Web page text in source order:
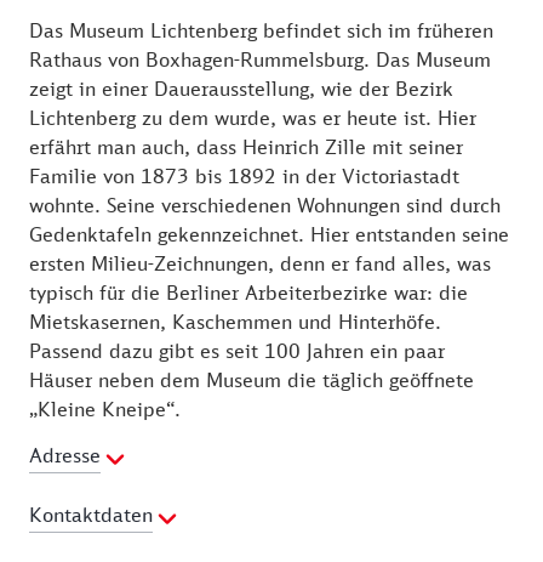
die S-Bahn-Gleise.
Weiter geht es entlang der Schlichtallee zu der vom
berühmten Architekten Max Taut errichteten Schule.
Das Gebäude ist ein bedeutendes Beispiel für die
Architektur des „Neuen Bauens“ Ende der 1920er-
Jahre. Gegenüber der Schulaula entdeckt man ein
kleines, bunt bemaltes Gebäude. Die Bilder
erweisen sich als Zille-Motive. Auf diesem Gelände
befand sich die erste Wohnung des Zeichners. Über
die Nöldnerstraße und die Stadthausstraße – erneut
werden Bahngleise unterquert – geht es zum
Tuchollaplatz, einem zentralen Ort in der zu
Lichtenberg gehörenden Victoriastadt. Hier lohnt
sich der Besuch des Museums Lichtenberg.
Das Museum Lichtenberg befindet sich im früheren
Rathaus von Boxhagen-Rummelsburg. Das Museum
zeigt in einer Dauerausstellung, wie der Bezirk
Lichtenberg zu dem wurde, was er heute ist. Hier
erfährt man auch, dass Heinrich Zille mit seiner
Familie von 1873 bis 1892 in der Victoriastadt
wohnte. Seine verschiedenen Wohnungen sind durch
Gedenktafeln gekennzeichnet. Hier entstanden seine
ersten Milieu-Zeichnungen, denn er fand alles, was
typisch für die Berliner Arbeiterbezirke war: die
Mietskasernen, Kaschemmen und Hinterhöfe.
Passend dazu gibt es seit 100 Jahren ein paar
Häuser neben dem Museum die täglich geöffnete
„Kleine Kneipe“.
Adresse
Kontaktdaten